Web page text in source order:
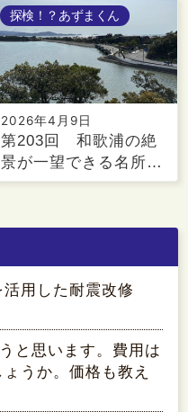
探検！？あずまくん
2026年4月9日
第203回 和歌浦の絶
景が一望できる名所…
用した耐震改修
と思います。費用は
うか。価格も教え